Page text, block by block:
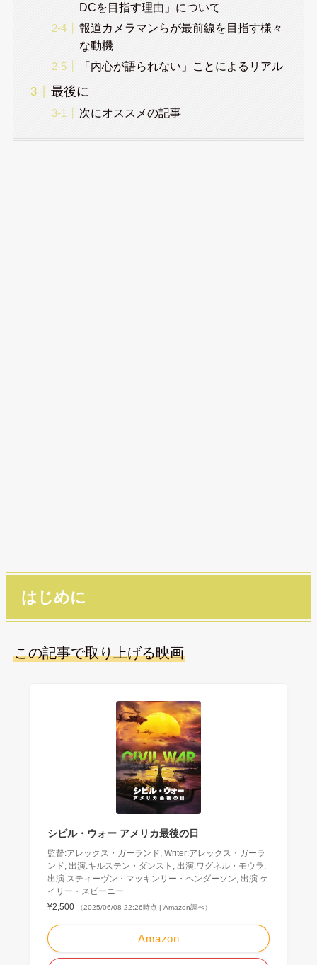
DCを目指す理由」について
報道カメラマンらが最前線を目指す様々
な動機
「内心が語られない」ことによるリアル
最後に
次にオススメの記事
はじめに
この記事で取り上げる映画
シビル・ウォー アメリカ最後の日
監督:アレックス・ガーランド, Writer:アレックス・ガーラ
ンド, 出演:キルステン・ダンスト, 出演:ワグネル・モウラ,
出演:スティーヴン・マッキンリー・ヘンダーソン, 出演:ケ
イリー・スピーニー
¥2,500
（2025/06/08 22:26時点 | Amazon調べ）
Amazon